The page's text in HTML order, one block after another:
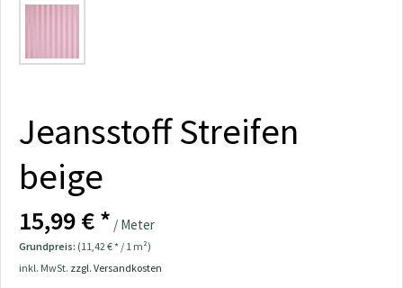
Jeansstoff Streifen
beige
15,99 € * / Meter
Grundpreis: (11,42 € * / 1 m²)
inkl. MwSt. zzgl. Versandkosten